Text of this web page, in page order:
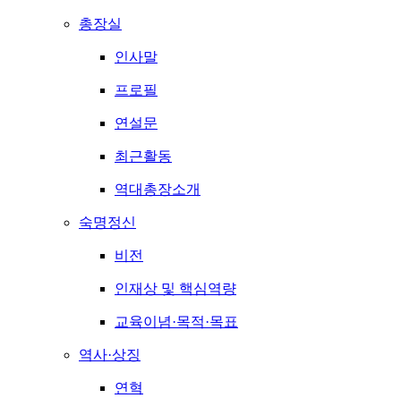
총장실
인사말
프로필
연설문
최근활동
역대총장소개
숙명정신
비전
인재상 및 핵심역량
교육이념·목적·목표
역사·상징
연혁